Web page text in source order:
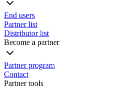
End users
Partner list
Distributor list
Become a partner
Partner program
Contact
Partner tools